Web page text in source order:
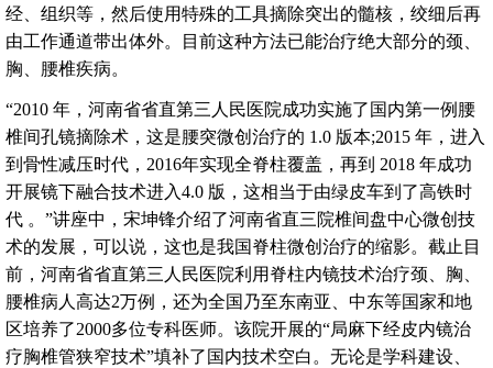
经、组织等，然后使用特殊的工具摘除突出的髓核，绞细后再
由工作通道带出体外。目前这种方法已能治疗绝大部分的颈、
胸、腰椎疾病。
“2010 年，河南省省直第三人民医院成功实施了国内第一例腰
椎间孔镜摘除术，这是腰突微创治疗的 1.0 版本;2015 年，进入
到骨性减压时代，2016年实现全脊柱覆盖，再到 2018 年成功
开展镜下融合技术进入4.0 版，这相当于由绿皮车到了高铁时
代 。”讲座中，宋坤锋介绍了河南省直三院椎间盘中心微创技
术的发展，可以说，这也是我国脊柱微创治疗的缩影。截止目
前，河南省省直第三人民医院利用脊柱内镜技术治疗颈、胸、
腰椎病人高达2万例，还为全国乃至东南亚、中东等国家和地
区培养了2000多位专科医师。该院开展的“局麻下经皮内镜治
疗胸椎管狭窄技术”填补了国内技术空白。无论是学科建设、